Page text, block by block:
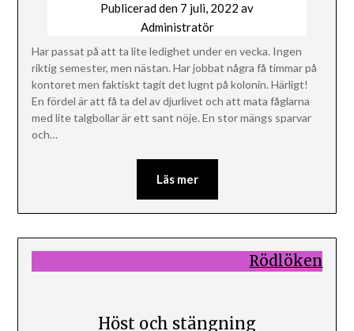
Publicerad den 7 juli, 2022 av
Administratör
Har passat på att ta lite ledighet under en vecka. Ingen
riktig semester, men nästan. Har jobbat några få timmar på
kontoret men faktiskt tagit det lugnt på kolonin. Härligt!
En fördel är att få ta del av djurlivet och att mata fåglarna
med lite talgbollar är ett sant nöje. En stor mängs sparvar
och…
Läs mer
Rödlöken
Höst och stängning